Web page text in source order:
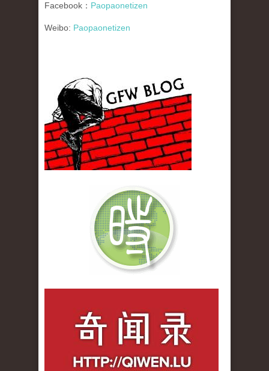
Facebook： Paopaonetizen
Weibo: Paopaonetizen
gfw_blog_small.jpg